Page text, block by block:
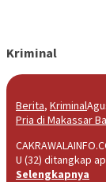
Kriminal
Berita, Kriminal
Pria di Makassar
U (32) ditangkap
Selengkapnya